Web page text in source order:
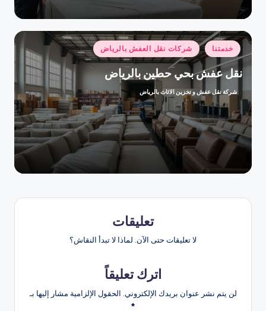
نُشر
في
خدمتنا شركات نقل العفش بالرياض
نقل عفش بحي حطين بالرياض
تمّ
النشر
بواسطة
شركة نقل عفش و تخزين الاثاث بالرياض
تعليقات
لا تعليقات حتى الآن. لماذا لا تبدأ النقاش؟
اترك تعليقاً
لن يتم نشر عنوان بريدك الإلكتروني. الحقول الإلزامية مشار إليها بـ
*